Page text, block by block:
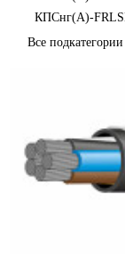
КПСнг(А)-
Все